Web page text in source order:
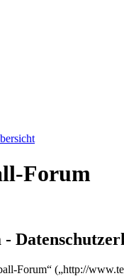
Forum
Forum“ („http://